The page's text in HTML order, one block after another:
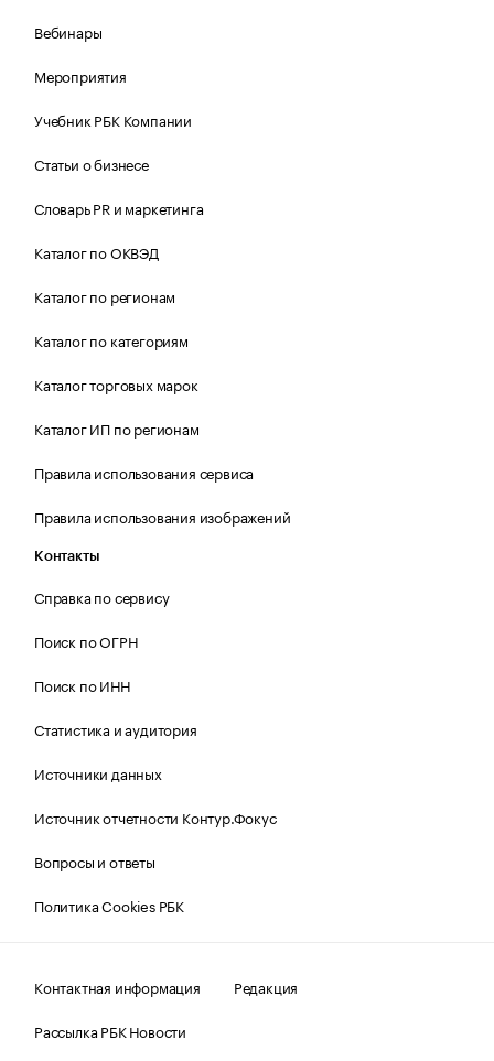
Вебинары
Мероприятия
Учебник РБК Компании
Статьи о бизнесе
Словарь PR и маркетинга
Каталог по ОКВЭД
Каталог по регионам
Каталог по категориям
Каталог торговых марок
Каталог ИП по регионам
Правила использования сервиса
Правила использования изображений
Контакты
Справка по сервису
Поиск по ОГРН
Поиск по ИНН
Статистика и аудитория
Источники данных
Источник отчетности Контур.Фокус
Вопросы и ответы
Политика Cookies РБК
Контактная информация
Редакция
Рассылка РБК Новости